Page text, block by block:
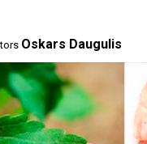
Oskars Daugulis